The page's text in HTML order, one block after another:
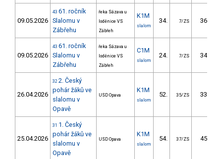
09.05.2026
43 61. ročník
Slalomu v
Zábřehu
řeka Sázava u
loděnice VS
Zábřeh
K1M
slalom
34. 7/ZS 36.30
09.05.2026
43 61. ročník
Slalomu v
Zábřehu
řeka Sázava u
loděnice VS
Zábřeh
C1M
slalom
24. 7/ZS 34.40
26.04.2026
32 2. Český
pohár žáků ve
slalomu v
Opavě
USD Opava
K1M
slalom
52. 35/ZS 33.75
25.04.2026
31 1. Český
pohár žáků ve
slalomu v
Opavě
USD Opava
K1M
slalom
54. 37/ZS 45.97